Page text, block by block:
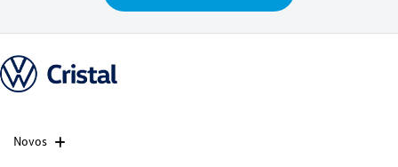
Novos